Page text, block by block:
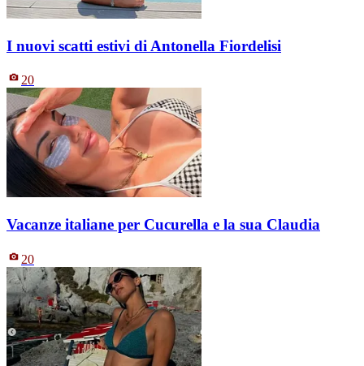
I nuovi scatti estivi di Antonella Fiordelisi
20
Vacanze italiane per Cucurella e la sua Claudia
20